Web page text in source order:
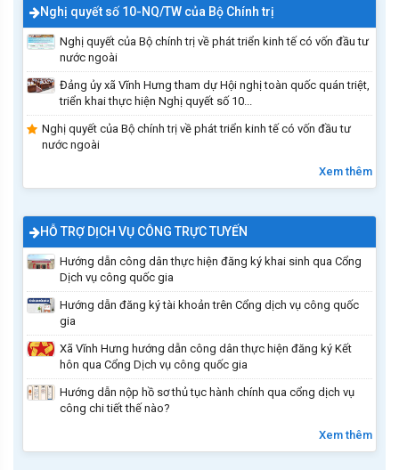
Nghị quyết số 10-NQ/TW của Bộ Chính trị
Nghị quyết của Bộ chính trị về phát triển kinh tế có vốn đầu tư
nước ngoài
Đảng ủy xã Vĩnh Hưng tham dự Hội nghị toàn quốc quán triệt,
triển khai thực hiện Nghị quyết số 10...
Nghị quyết của Bộ chính trị về phát triển kinh tế có vốn đầu tư
nước ngoài
Xem thêm
HỖ TRỢ DỊCH VỤ CÔNG TRỰC TUYẾN
Hướng dẫn công dân thực hiện đăng ký khai sinh qua Cổng
Dịch vụ công quốc gia
Hướng dẫn đăng ký tài khoản trên Cổng dịch vụ công quốc
gia
Xã Vĩnh Hưng hướng dẫn công dân thực hiện đăng ký Kết
hôn qua Cổng Dịch vụ công quốc gia
Hướng dẫn nộp hồ sơ thủ tục hành chính qua cổng dịch vụ
công chi tiết thế nào?
Xem thêm